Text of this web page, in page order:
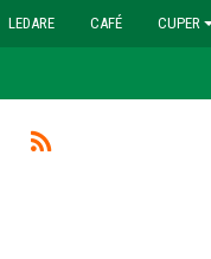
LEDARE CAFÉ CUPER